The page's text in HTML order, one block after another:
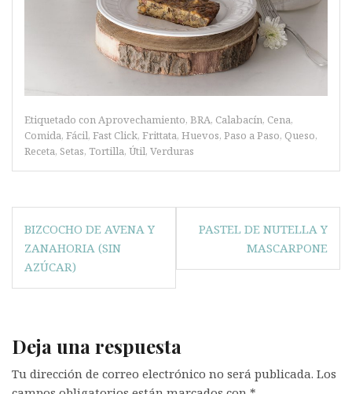
Etiquetado conAprovechamiento, BRA, Calabacín, Cena,
Comida, Fácil, Fast Click, Frittata, Huevos, Paso a Paso, Queso,
Receta, Setas, Tortilla, Útil, Verduras
Navegación
de
entradas
BIZCOCHO DE AVENA Y
ZANAHORIA (SIN
AZÚCAR)
PASTEL DE NUTELLA Y
MASCARPONE
Deja una respuesta
Tu dirección de correo electrónico no será publicada. Los